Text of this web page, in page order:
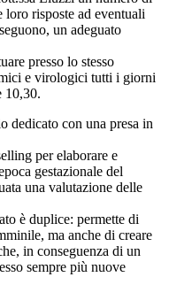
loro risposte ad eventuali
un adeguato
presso lo stesso
e virologici tutti i giorni
10,30.
dedicato con una presa in
per elaborare e
gestazionale del
una valutazione delle
è duplice: permette di
ma anche di creare
in conseguenza di un
sempre più nuove